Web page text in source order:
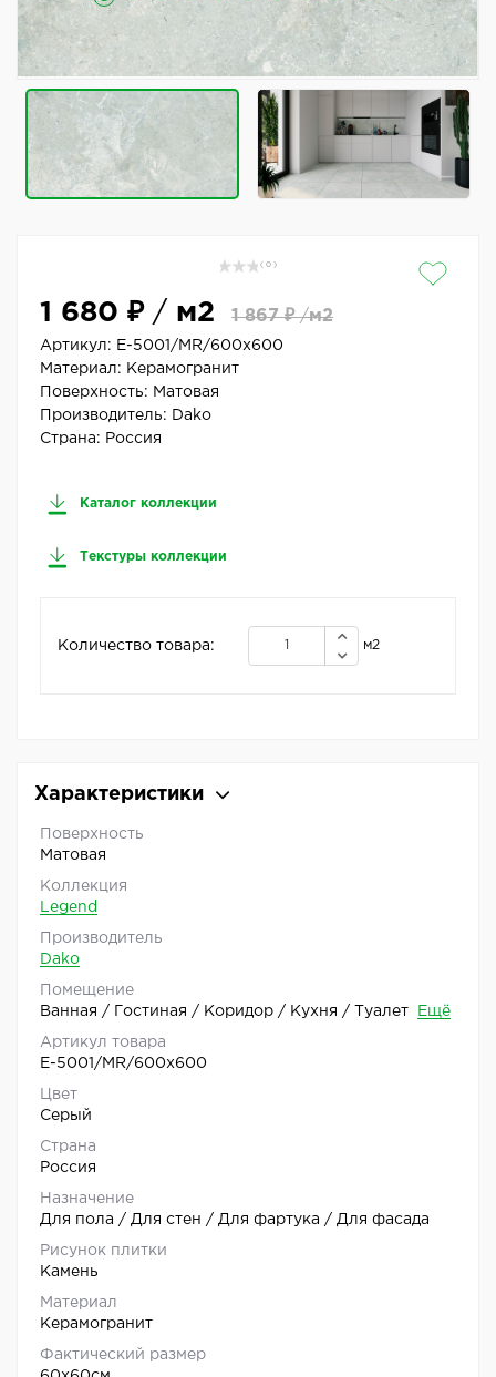
( 0 )
1 680 ₽/ м2 1 867 ₽/м2
Артикул: E-5001/MR/600x600
Материал: Керамогранит
Поверхность: Матовая
Производитель:
Dako
Страна: Россия
Каталог коллекции
Текстуры коллекции
Количество товара: м2
Характеристики
Поверхность
Матовая
Коллекция
Legend
Производитель
Dako
Помещение
Ванная / Гостиная / Коридор / Кухня / Туалет
Ещё
Артикул товара
E-5001/MR/600x600
Цвет
Серый
Страна
Россия
Назначение
Для пола / Для стен / Для фартука / Для фасада
Рисунок плитки
Камень
Материал
Керамогранит
Фактический размер